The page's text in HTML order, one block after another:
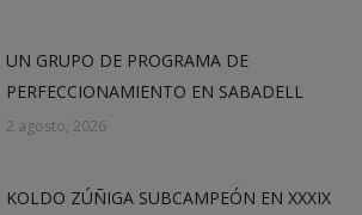
UN GRUPO DE PROGRAMA DE
PERFECCIONAMIENTO EN SABADELL
2 agosto, 2026
KOLDO ZÚÑIGA SUBCAMPEÓN EN XXXIX